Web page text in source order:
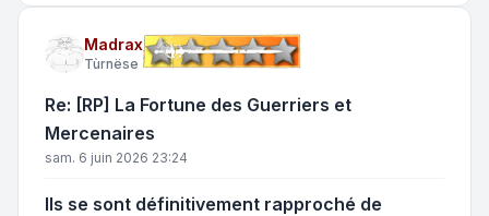
Madrax
Tùrnëse
Re: [RP] La Fortune des Guerriers et
Mercenaires
sam. 6 juin 2026 23:24
Ils se sont définitivement rapproché de